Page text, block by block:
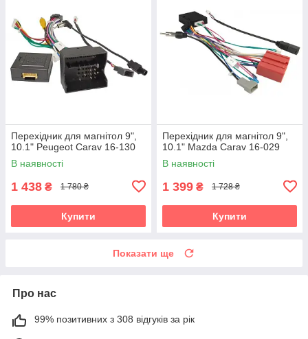
Перехідник для магнітол 9",
10.1" Peugeot Carav 16-130
В наявності
1 438 ₴ 1 780 ₴
Купити
Перехідник для магнітол 9",
10.1" Mazda Carav 16-029
В наявності
1 399 ₴ 1 728 ₴
Купити
Показати ще
Про нас
99% позитивних з 308 відгуків за рік